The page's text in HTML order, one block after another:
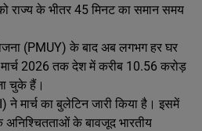
राज्य के भीतर 45 मिनट का समान समय
(PMUY) के बाद अब लगभग हर घर
2026 तक देश में करीब 10.56 करोड़
चुके हैं।
ने मार्च का बुलेटिन जारी किया है। इसमें
अनिश्चितताओं के बावजूद भारतीय